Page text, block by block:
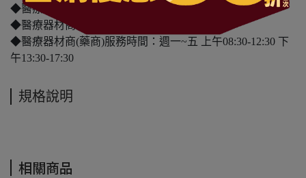
◆醫療器材商(藥商)電話： 02-2792-0501
◆醫療器材商(藥商)諮詢專線：0800-42-6666
◆醫療器材商(藥商)服務時間：週一~五 上午08:30-12:30 下
午13:30-17:30
規格說明
相關商品